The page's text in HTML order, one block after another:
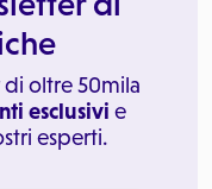
oltre 50mila
esclusivi e
esperti.